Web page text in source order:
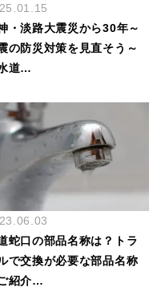
・淡路大震災から30年～
の防災対策を見直そう～
水道…
蛇口の部品名称は？トラ
で交換が必要な部品名称
紹介…